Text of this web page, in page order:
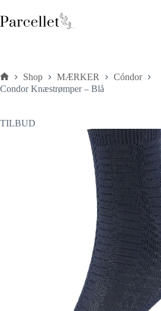
til
indhold
Forside
Shop MÆRKER
Cóndor
Condor Knæstrømper – Blå
TILBUD